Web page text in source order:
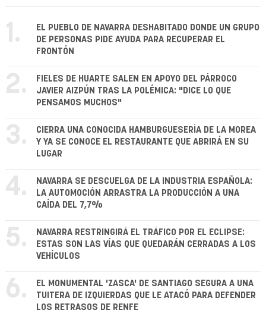
1.
EL PUEBLO DE NAVARRA DESHABITADO DONDE UN GRUPO
DE PERSONAS PIDE AYUDA PARA RECUPERAR EL
FRONTÓN
2.
FIELES DE HUARTE SALEN EN APOYO DEL PÁRROCO
JAVIER AIZPÚN TRAS LA POLÉMICA: "DICE LO QUE
PENSAMOS MUCHOS"
3.
CIERRA UNA CONOCIDA HAMBURGUESERÍA DE LA MOREA
Y YA SE CONOCE EL RESTAURANTE QUE ABRIRÁ EN SU
LUGAR
4.
NAVARRA SE DESCUELGA DE LA INDUSTRIA ESPAÑOLA:
LA AUTOMOCIÓN ARRASTRA LA PRODUCCIÓN A UNA
CAÍDA DEL 7,7%
5.
NAVARRA RESTRINGIRÁ EL TRÁFICO POR EL ECLIPSE:
ESTAS SON LAS VÍAS QUE QUEDARÁN CERRADAS A LOS
VEHÍCULOS
6.
EL MONUMENTAL 'ZASCA' DE SANTIAGO SEGURA A UNA
TUITERA DE IZQUIERDAS QUE LE ATACÓ PARA DEFENDER
LOS RETRASOS DE RENFE